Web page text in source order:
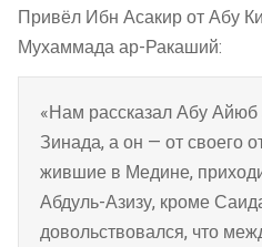
Привёл Ибн Асакир от Абу
Мухаммада ар-Ракаший:
«Нам рассказал Абу
Зинада, а он — от своего
жившие в Медине,
Абдуль-Азизу, кроме
довольствовался, что